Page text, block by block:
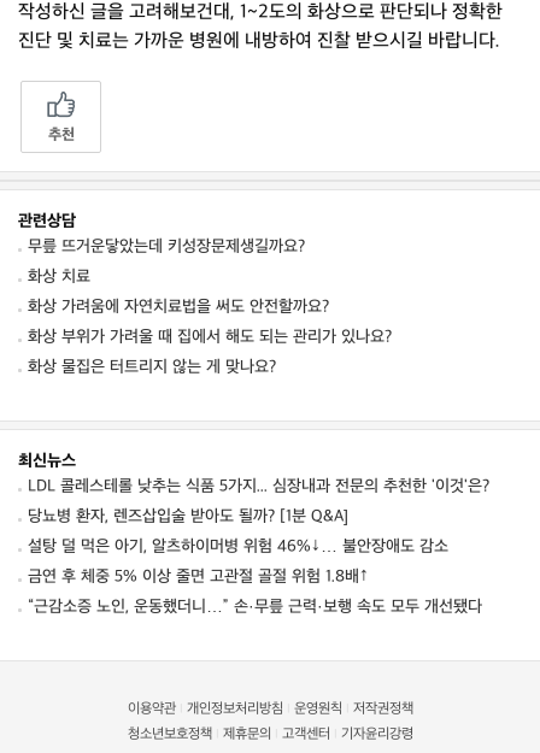
작성하신 글을 고려해보건대, 1~2도의 화상으로 판단되나 정확한
진단 및 치료는 가까운 병원에 내방하여 진찰 받으시길 바랍니다.
추천
관련상담
무릎 뜨거운닿았는데 키성장문제생길까요?
화상 치료
화상 가려움에 자연치료법을 써도 안전할까요?
화상 부위가 가려울 때 집에서 해도 되는 관리가 있나요?
화상 물집은 터트리지 않는 게 맞나요?
최신뉴스
LDL 콜레스테롤 낮추는 식품 5가지... 심장내과 전문의 추천한 '이것'은?
당뇨병 환자, 렌즈삽입술 받아도 될까? [1분 Q&A]
설탕 덜 먹은 아기, 알츠하이머병 위험 46%↓… 불안장애도 감소
금연 후 체중 5% 이상 줄면 고관절 골절 위험 1.8배↑
“근감소증 노인, 운동했더니…” 손·무릎 근력·보행 속도 모두 개선됐다
이용약관 개인정보처리방침 운영원칙
저작권정책
청소년보호정책
제휴문의 고객센터 기자윤리강령